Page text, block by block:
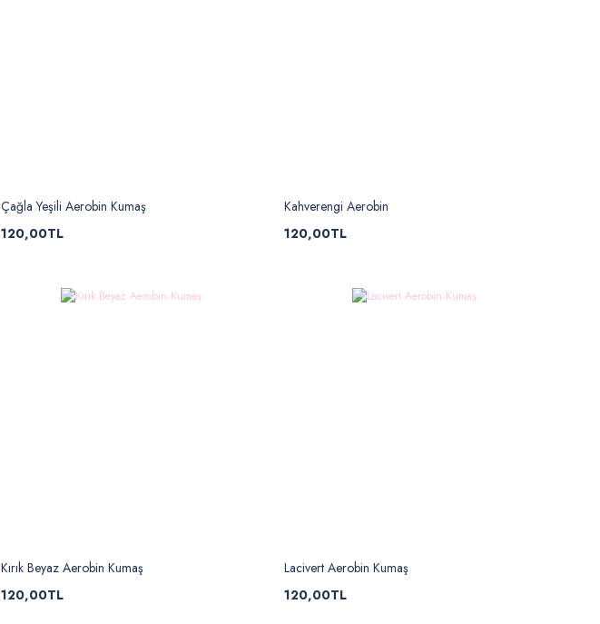
Çağla Yeşili Aerobin Kumaş
120,00TL
Kahverengi Aerobin
120,00TL
Kırık Beyaz Aerobin Kumaş
120,00TL
Lacivert Aerobin Kumaş
120,00TL